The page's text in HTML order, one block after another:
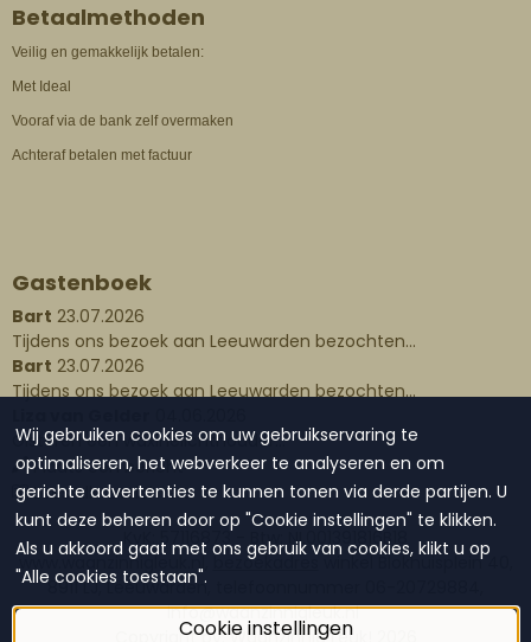
Betaalmethoden
Veilig en gemakkelijk betalen:
Met Ideal
Vooraf via de bank zelf overmaken
Achteraf betalen met factuur
Gastenboek
Bart 23.07.2026
Tijdens ons bezoek aan Leeuwarden bezochten...
Bart 23.07.2026
Tijdens ons bezoek aan Leeuwarden bezochten...
Gisteren een waxinelichthouder...
Plaats een bericht
Lees alle berichten
KvK: 57116873 - Btw: NL001391816B18
www.waanzinnigleuk.nl, bezoekadres winkel Blokhuisplein 40,
8911 LJ, Leeuwarden, telefoonnummer 06-20729884,
info@waanzinnigleuk.nl
Copyright by: Waanzinnig Leuk!
Wij gebruiken cookies om uw gebruikservaring te
optimaliseren, het webverkeer te analyseren en om
gerichte advertenties te kunnen tonen via derde partijen. U
kunt deze beheren door op "Cookie instellingen" te klikken.
Als u akkoord gaat met ons gebruik van cookies, klikt u op
"Alle cookies toestaan".
Cookie instellingen